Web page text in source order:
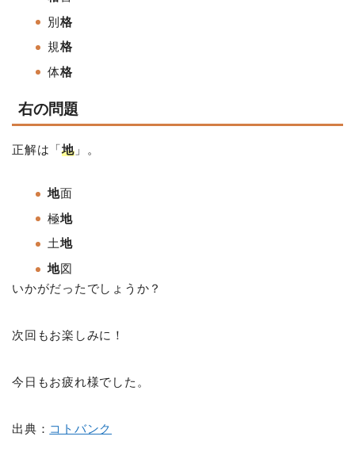
別 格
規格
体格
右の問題
正解は「地」。
地面
極地
土地
地図
いかがだったでしょうか？
次回もお楽しみに！
今日もお疲れ様でした。
出典： コトバンク